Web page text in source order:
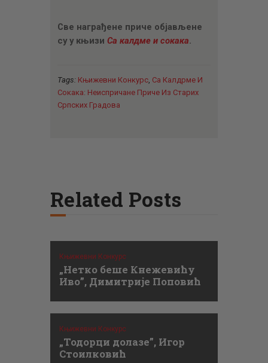
Све награђене приче објављене
су у књизи Са калдме и сокака.
Tags: Књижевни Конкурс, Са Калдрме И
Сокака: Неиспричане Приче Из Старих
Српских Градова
Related Posts
Књижевни Конкурс
„Нетко беше Кнежевићу
Иво”, Димитрије Поповић
Књижевни Конкурс
„Тодорци долазе”, Игор
Стоилковић